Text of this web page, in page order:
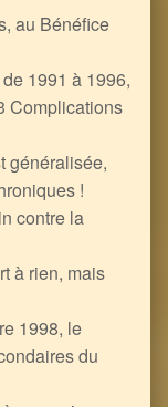
au Bénéfice
1991 à 1996,
Complications
généralisée,
!
contre la
à rien, mais
1998, le
du